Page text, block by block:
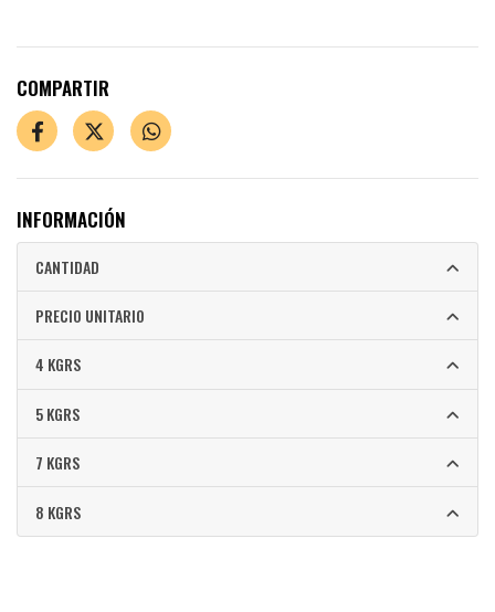
COMPARTIR
INFORMACIÓN
CANTIDAD
PRECIO UNITARIO
4 KGRS
5 KGRS
7 KGRS
8 KGRS